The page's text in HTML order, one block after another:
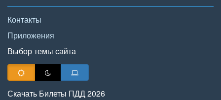
Контакты
Приложения
Выбор темы сайта
Скачать Билеты ПДД 2026